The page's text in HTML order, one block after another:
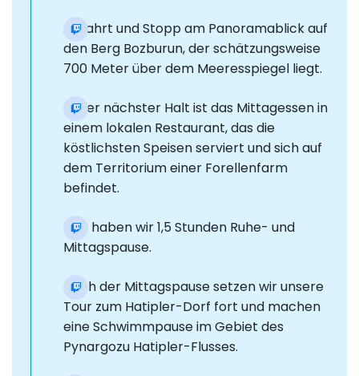
Abfahrt und Stopp am Panoramablick auf
den Berg Bozburun, der schätzungsweise
700 Meter über dem Meeresspiegel liegt.
Unser nächster Halt ist das Mittagessen in
einem lokalen Restaurant, das die
köstlichsten Speisen serviert und sich auf
dem Territorium einer Forellenfarm
befindet.
Hier haben wir 1,5 Stunden Ruhe- und
Mittagspause.
Nach der Mittagspause setzen wir unsere
Tour zum Hatipler-Dorf fort und machen
eine Schwimmpause im Gebiet des
Pynargozu Hatipler-Flusses.